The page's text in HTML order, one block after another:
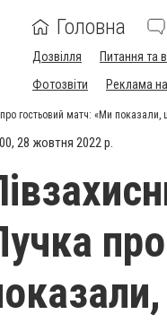
Головна
Дозвілля Питання та
Фотозвіти
Реклама на
гостьовий матч: «Ми показали,
28 жовтня 2022 р.